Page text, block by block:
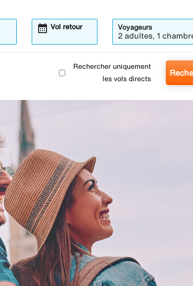
Vol retour
calendar_month Voyageurs
2 adultes, 1
Rechercher uniquement
les vols directs